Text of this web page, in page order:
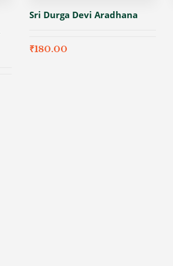
Sri Durga Devi Aradhana
₹180.00